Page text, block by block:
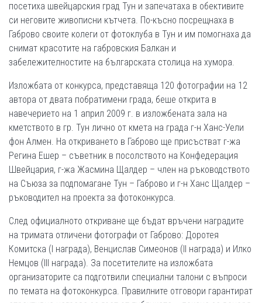
посетиха швейцарския град Тун и запечатаха в обективите
си неговите живописни кътчета. По-късно посрещнаха в
Габрово своите колеги от фотоклуба в Тун и им помогнаха да
снимат красотите на габровския Балкан и
забележителностите на българската столица на хумора.
Изложбата от конкурса, представяща 120 фотографии на 12
автора от двата побратимени града, беше открита в
навечерието на 1 април 2009 г. в изложбената зала на
кметството в гр. Тун лично от кмета на града г-н Ханс-Уели
фон Алмен. На откриването в Габрово ще присъстват г-жа
Регина Ешер – съветник в посолството на Конфедерация
Швейцария, г-жа Жасмина Щалдер – член на ръководството
на Съюза за подпомагане Тун – Габрово и г-н Ханс Щалдер –
ръководител на проекта за фотоконкурса.
След официалното откриване ще бъдат връчени наградите
на тримата отличени фотографи от Габрово: Доротея
Комитска (І награда), Венцислав Симеонов (ІІ награда) и Илко
Немцов (ІІІ награда). За посетителите на изложбата
организаторите са подготвили специални талони с въпроси
по темата на фотоконкурса. Правилните отговори гарантират